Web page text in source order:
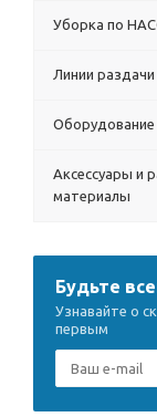
Уборка по
Линии раздачи
Аксессуары и
материалы
Будьте
Узнавайте о
первым